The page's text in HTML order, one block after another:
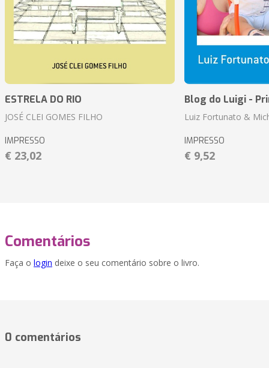
ESTRELA DO RIO
JOSÉ CLEI GOMES FILHO
IMPRESSO
€ 23,02
Blog do Luigi -
Luiz Fortunato &
IMPRESSO
€ 9,52
Comentários
Faça o login deixe o seu comentário sobre o livro.
0 comentários